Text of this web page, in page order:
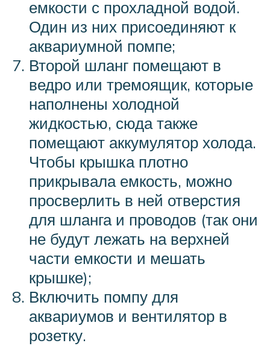
емкости с прохладной водой.
Один из них присоединяют к
аквариумной помпе;
Второй шланг помещают в
ведро или тремоящик, которые
наполнены холодной
жидкостью, сюда также
помещают аккумулятор холода.
Чтобы крышка плотно
прикрывала емкость, можно
просверлить в ней отверстия
для шланга и проводов (так они
не будут лежать на верхней
части емкости и мешать
крышке);
Включить помпу для
аквариумов и вентилятор в
розетку.